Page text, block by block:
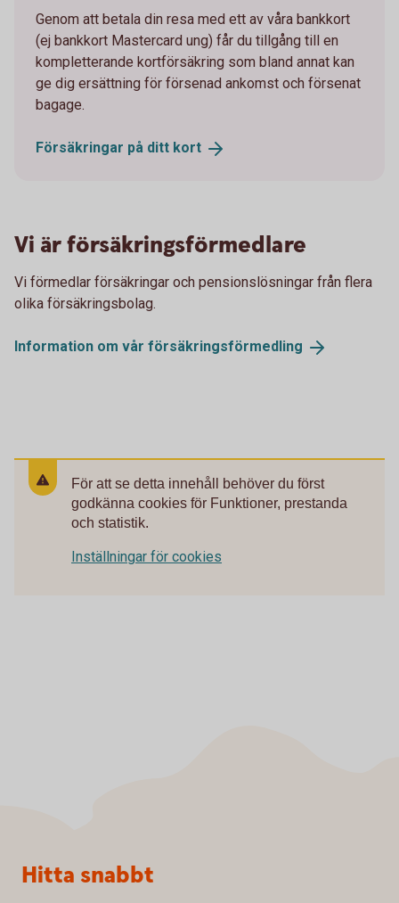
Genom att betala din resa med ett av våra bankkort
(ej bankkort Mastercard ung) får du tillgång till en
kompletterande kortförsäkring som bland annat kan
ge dig ersättning för försenad ankomst och försenat
bagage.
Försäkringar på ditt kort
Vi är försäkringsförmedlare
Vi förmedlar försäkringar och pensionslösningar från flera
olika försäkringsbolag.
Information om vår försäkringsförmedling
För att se detta innehåll behöver du först
godkänna cookies för Funktioner, prestanda
och statistik.
Inställningar för cookies
Sidfot
Hitta snabbt